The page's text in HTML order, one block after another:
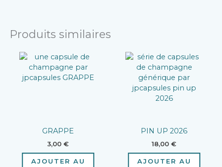
Produits similaires
GRAPPE
3,00 €
AJOUTER AU
PIN UP 2026
18,00 €
AJOUTER AU